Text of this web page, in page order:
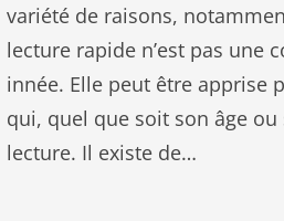
variété de raisons,
lecture rapide n’est pas une
innée. Elle peut être apprise
qui, quel que soit son âge
lecture. Il existe de…